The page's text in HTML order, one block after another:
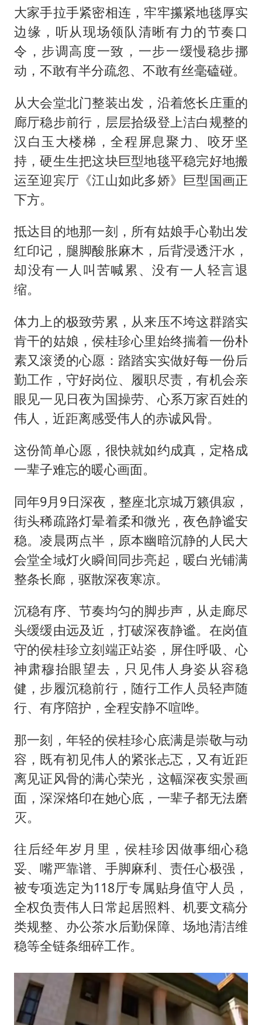
大家手拉手紧密相连，牢牢攥紧地毯厚实
边缘，听从现场领队清晰有力的节奏口
令，步调高度一致，一步一缓慢稳步挪
动，不敢有半分疏忽、不敢有丝毫磕碰。
从大会堂北门整装出发，沿着悠长庄重的
廊厅稳步前行，层层拾级登上洁白规整的
汉白玉大楼梯，全程屏息聚力、咬牙坚
持，硬生生把这块巨型地毯平稳完好地搬
运至迎宾厅《江山如此多娇》巨型国画正
下方。
抵达目的地那一刻，所有姑娘手心勒出发
红印记，腿脚酸胀麻木，后背浸透汗水，
却没有一人叫苦喊累、没有一人轻言退
缩。
体力上的极致劳累，从来压不垮这群踏实
肯干的姑娘，侯桂珍心里始终揣着一份朴
素又滚烫的心愿：踏踏实实做好每一份后
勤工作，守好岗位、履职尽责，有机会亲
眼见一见日夜为国操劳、心系万家百姓的
伟人，近距离感受伟人的赤诚风骨。
这份简单心愿，很快就如约成真，定格成
一辈子难忘的暖心画面。
同年9月9日深夜，整座北京城万籁俱寂，
街头稀疏路灯晕着柔和微光，夜色静谧安
稳。凌晨两点半，原本幽暗沉静的人民大
会堂全域灯火瞬间同步亮起，暖白光铺满
整条长廊，驱散深夜寒凉。
沉稳有序、节奏均匀的脚步声，从走廊尽
头缓缓由远及近，打破深夜静谧。在岗值
守的侯桂珍立刻端正站姿，屏住呼吸、心
神肃穆抬眼望去，只见伟人身姿从容稳
健，步履沉稳前行，随行工作人员轻声随
行、有序陪护，全程安静不喧哗。
那一刻，年轻的侯桂珍心底满是崇敬与动
容，既有初见伟人的紧张忐忑，又有近距
离见证风骨的满心荣光，这幅深夜实景画
面，深深烙印在她心底，一辈子都无法磨
灭。
往后经年岁月里，侯桂珍因做事细心稳
妥、嘴严靠谱、手脚麻利、责任心极强，
被专项选定为118厅专属贴身值守人员，
全权负责伟人日常起居照料、机要文稿分
类规整、办公茶水后勤保障、场地清洁维
稳等全链条细碎工作。